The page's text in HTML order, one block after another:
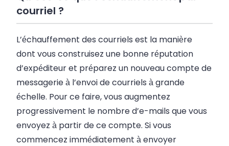
courriel ?
L’échauffement des courriels est la manière
dont vous construisez une bonne réputation
d’expéditeur et préparez un nouveau compte de
messagerie à l’envoi de courriels à grande
échelle. Pour ce faire, vous augmentez
progressivement le nombre d’e-mails que vous
envoyez à partir de ce compte. Si vous
commencez immédiatement à envoyer